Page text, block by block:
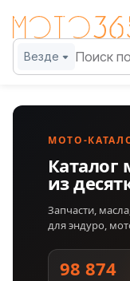
Везде
МОТО-
Каталог
из
Запчасти,
для эндуро,
98 874